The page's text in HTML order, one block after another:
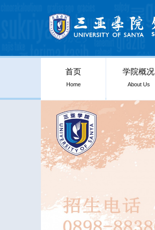
首页
Home
学院概况
About Us